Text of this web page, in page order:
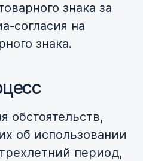
знака за
согласия на
знака.
обстоятельств,
об использовании
период,